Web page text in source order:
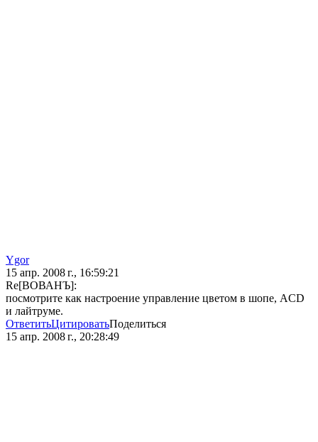
Ygor
15 апр. 2008 г., 16:59:21
Re[ВОВАНЪ]:
посмотрите как настроение управление цветом в шопе, ACD
и лайтруме.
ОтветитьЦитироватьПоделиться
15 апр. 2008 г., 20:28:49